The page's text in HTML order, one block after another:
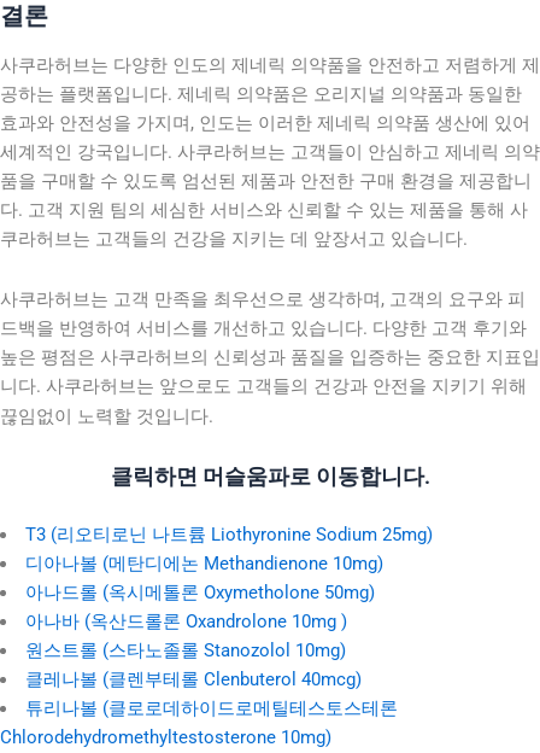
결론
사쿠라허브는 다양한 인도의 제네릭 의약품을 안전하고 저렴하게 제
공하는 플랫폼입니다. 제네릭 의약품은 오리지널 의약품과 동일한
효과와 안전성을 가지며, 인도는 이러한 제네릭 의약품 생산에 있어
세계적인 강국입니다. 사쿠라허브는 고객들이 안심하고 제네릭 의약
품을 구매할 수 있도록 엄선된 제품과 안전한 구매 환경을 제공합니
다. 고객 지원 팀의 세심한 서비스와 신뢰할 수 있는 제품을 통해 사
쿠라허브는 고객들의 건강을 지키는 데 앞장서고 있습니다.
사쿠라허브는 고객 만족을 최우선으로 생각하며, 고객의 요구와 피
드백을 반영하여 서비스를 개선하고 있습니다. 다양한 고객 후기와
높은 평점은 사쿠라허브의 신뢰성과 품질을 입증하는 중요한 지표입
니다. 사쿠라허브는 앞으로도 고객들의 건강과 안전을 지키기 위해
끊임없이 노력할 것입니다.
클릭하면 머슬움파로 이동합니다.
T3 (리오티로닌 나트륨 Liothyronine Sodium 25mg)
디아나볼 (메탄디에논 Methandienone 10mg)
아나드롤 (옥시메톨론 Oxymetholone 50mg)
아나바 (옥산드롤론 Oxandrolone 10mg )
원스트롤 (스타노졸롤 Stanozolol 10mg)
클레나볼 (클렌부테롤 Clenbuterol 40mcg)
튜리나볼 (클로로데하이드로메틸테스토스테론
Chlorodehydromethyltestosterone 10mg)